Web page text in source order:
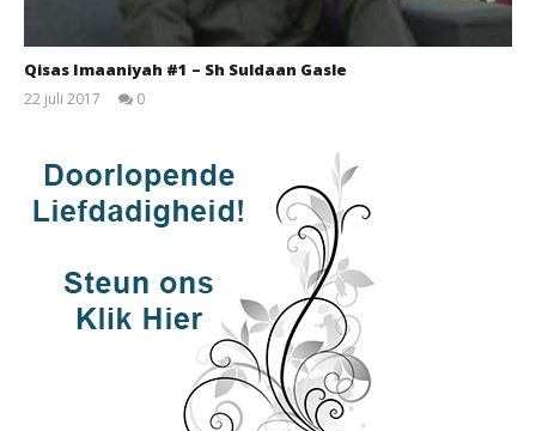
Qisas Imaaniyah #1 – Sh Suldaan Gasle
22 juli 2017
0